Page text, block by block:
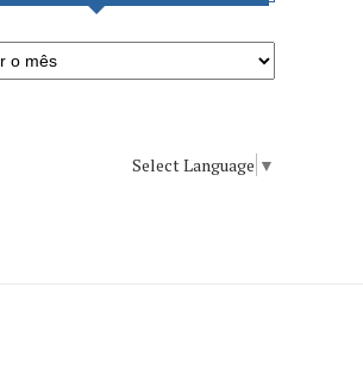
Select Language ▼